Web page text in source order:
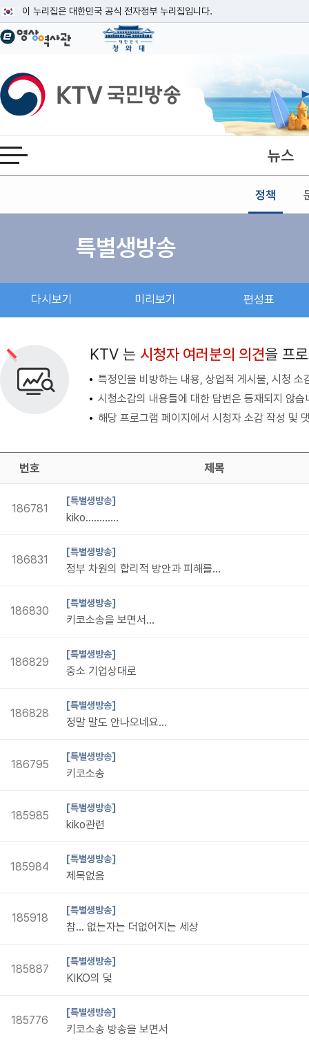
이 누리집은 대한민국 공식 전자정부 누리집입니다.
공식 누리집 주소 확인하기
이밖에 or.kr 또는 .kr등 다른 도메인 주소를 사용하고 있다면 아래 URL에서
운영중인 공식 누리집보기
KTV국민방송
전체메뉴 열기 뉴스
정책
본문
특별생방송
다시보기 미리보기 편성표
KTV 는 시청자 여러분의 의견을 프
특정인을 비방하는 내용, 상업적 게시물, 시청
시청소감의 내용들에 대한 답변은 등재되지 않습
해당 프로그램 페이지에서 시청자 소감 작성 및
번호 제목
186781
[특별생방송]
kiko............
186831
[특별생방송]
정부 차원의 합리적 방안과 피해를...
186830
[특별생방송]
키코소송을 보면서...
186829
[특별생방송]
중소 기업상대로
186828
[특별생방송]
정말 말도 안나오네요...
186795
[특별생방송]
키코소송
185985
[특별생방송]
kiko관련
185984
[특별생방송]
제목없음
185918
[특별생방송]
참... 없는자는 더없어지는 세상
185887
[특별생방송]
KIKO의 덫
185776
[특별생방송]
키코소송 방송을 보면서
검색 조건
검색어 입력
검색